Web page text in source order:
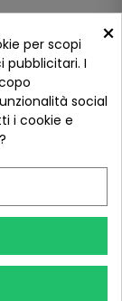
×
per scopi
pubblicitari. I
social
i cookie e